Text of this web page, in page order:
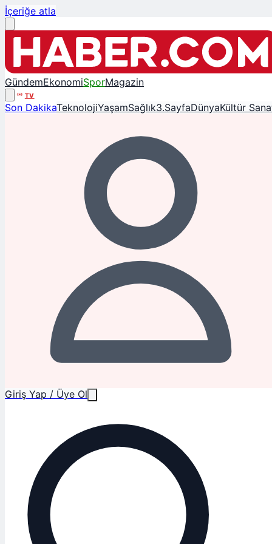
İçeriğe atla
GündemEkonomiSporMagazin
TV
Son DakikaTeknolojiYaşamSağlık3.SayfaDünyaKültür
Giriş Yap / Üye Ol